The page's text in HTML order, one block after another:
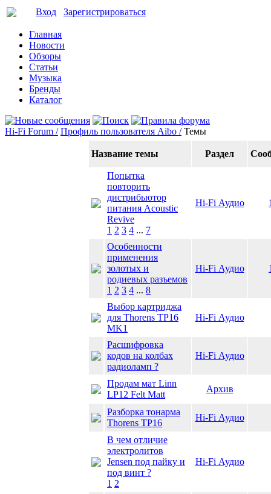
Вход Зарегистрироваться
Главная
Новости
Обзоры
Статьи
Музыка
Бренды
Каталог
Hi-Fi Forum / Профиль пользователя Aibo / Темы
Название темы Раздел
Попытка
повторить
дистрибьютор
питания Acoustic
Revive
1 2 3 4 ... 7
Hi-Fi Аудио
Особенности
применения
золотых и
родиевых разъемов
1 2 3 4 ... 8
Hi-Fi Аудио
Выбор картриджа
для Thorens TP16
MK1
Hi-Fi Аудио
Расшифровка
кодов на колбах
радиоламп ?
Hi-Fi Аудио
Продам мат Linn
LP12 Felt Matt
Архив
Разборка тонарма
Thorens TP16
Hi-Fi Аудио
В чем отличие
электролитов
Jensen под пайку и
под винт ?
1 2
Hi-Fi Аудио